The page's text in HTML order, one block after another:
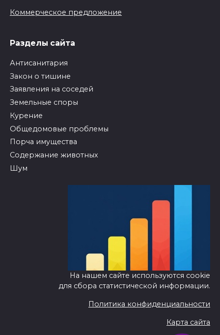
Коммерческое предложение
Разделы сайта
Антисанитария
Закон о тишине
Заявления на соседей
Земельные споры
Курение
Общедомовые проблемы
Порча имущества
Содержание животных
Шум
На нашем сайте используются cookie
для сбора статистической информации.
Политика конфиденциальности
Карта сайта